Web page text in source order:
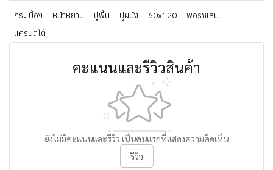
กระเบื้อง หน้าหยาบ ปูพื้น ปูผนัง 60x120
พอร์ซเลน
แกรนิตโต้
คะแนนและรีวิวสินค้า
ยังไม่มีคะแนนและรีวิว เป็นคนแรกที่แสดงความคิดเห็น
รีวิว